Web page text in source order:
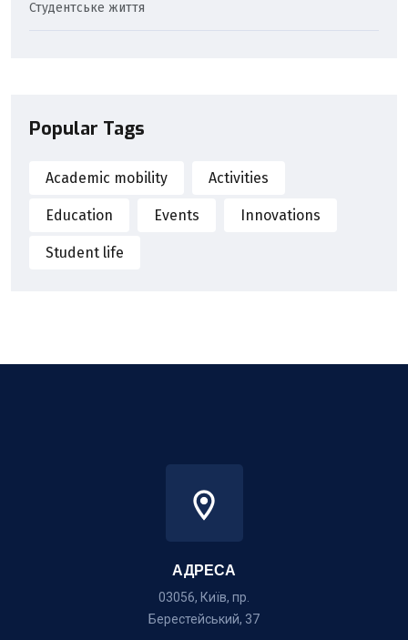
Студентське життя
Popular Tags
Academic mobility Activities
Education Events Innovations
Student life
АДРЕСА
03056, Київ, пр.
Берестейський, 37